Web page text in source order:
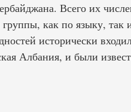
Всего их
как по языку, так
исторически
Албания, и были